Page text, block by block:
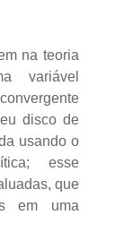
na teoria
variável
disco de
usando o
esse
que
em uma